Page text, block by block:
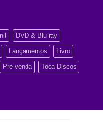
DVD & Blu-ray
Lançamentos Livro
Pré-venda Toca Discos